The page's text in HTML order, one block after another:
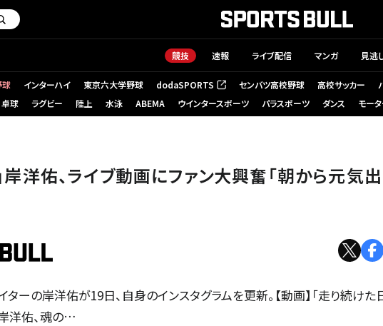
競技 速報 ライブ配信 マンガ 見逃
球 インターハイ 東京六大学野球 dodaSPORTS
（新しいタブで開く） センバツ高校野球 高校サッカー
卓球 ラグビー 陸上 水泳 ABEMA ウインタースポーツ パラスポーツ ダンス モー
岸洋佑、ライブ動画にファン大興奮「朝から元気出
ターの岸洋佑が19日、自身のインスタグラムを更新。【動画】「走り続けた
洋佑、魂の…